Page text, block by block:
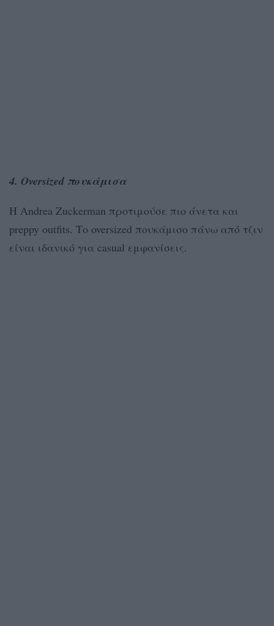
4. Oversized πουκάμισα
Η Andrea Zuckerman προτιμούσε πιο άνετα και
preppy outfits. Το oversized πουκάμισο πάνω από τζιν
είναι ιδανικό για casual εμφανίσεις.